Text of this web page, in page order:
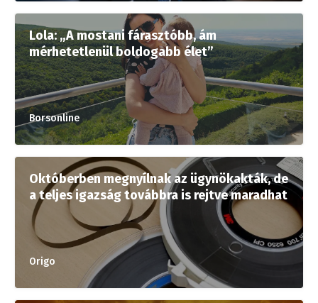
Lola: „A mostani fárasztóbb, ám
mérhetetlenül boldogabb élet”
Borsonline
Októberben megnyílnak az ügynökakták, de
a teljes igazság továbbra is rejtve maradhat
Origo